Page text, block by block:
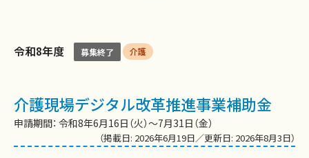
令和8年度 募集終了 介護
介護現場デジタル改革推進事業補助金
申請期間： 令和8年6月16日（火）～7月31日（金）
（掲載日: 2026年6月19日／更新日: 2026年8月3日）